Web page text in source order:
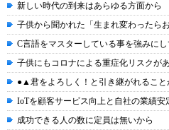
新しい時代の到来はあらゆる方面から
子供から聞かれた「生まれ変わったら
C言語をマスターしている事を強みに
子供にもコロナによる重症化リスクが
●▲君をよろしく！と引き継がれること
IoTを顧客サービス向上と自社の業績安
成功できる人の数に定員は無いから